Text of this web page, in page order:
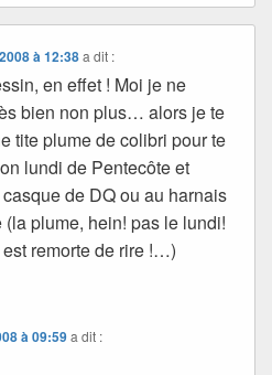
à 12:38 a dit :
en effet ! Moi je ne
bien non plus… alors je te
tite plume de colibri pour te
lundi de Pentecôte et
casque de DQ ou au harnais
plume, hein! pas le lundi!
remorte de rire !…)
à 09:59a dit :